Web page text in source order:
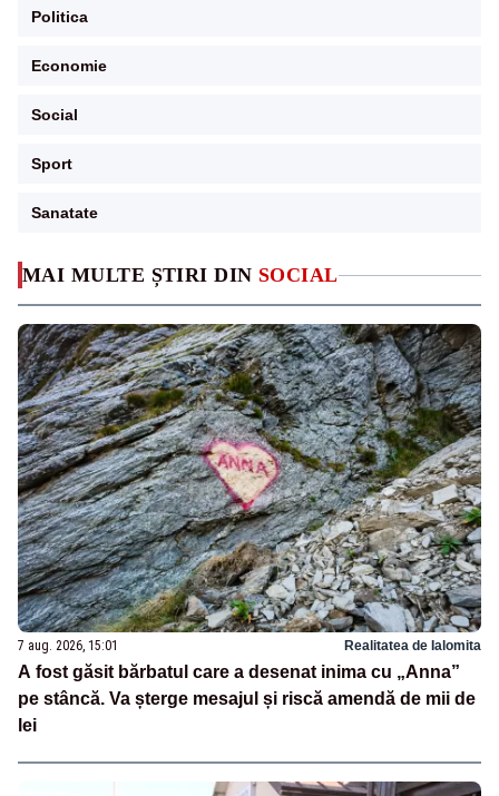
MAI MULTE ȘTIRI DIN SOCIAL
7 aug. 2026, 15:01 Realitatea de Ialomita
A fost găsit bărbatul care a desenat inima cu „Anna”
pe stâncă. Va șterge mesajul și riscă amendă de mii de
lei
Politica
Economie
Social
Sport
Sanatate